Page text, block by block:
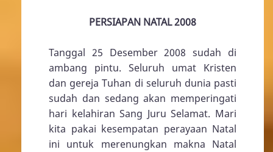
PERSIAPAN NATAL 2008
Tanggal 25 Desember 2008 sudah di
ambang pintu. Seluruh umat Kristen
dan gereja Tuhan di seluruh dunia pasti
sudah dan sedang akan memperingati
hari kelahiran Sang Juru Selamat. Mari
kita pakai kesempatan perayaan Natal
ini untuk merenungkan makna Natal